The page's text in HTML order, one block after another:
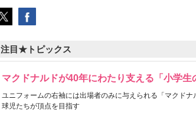
注目★トピックス
マクドナルドが40年にわたり支える「小学生
ユニフォームの右袖には出場者のみに与えられる「マクド
球児たちが頂点を目指す